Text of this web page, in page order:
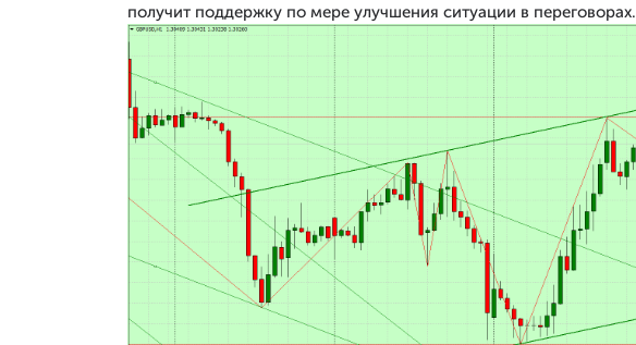
получит поддержку по мере улучшения ситуации в переговорах.